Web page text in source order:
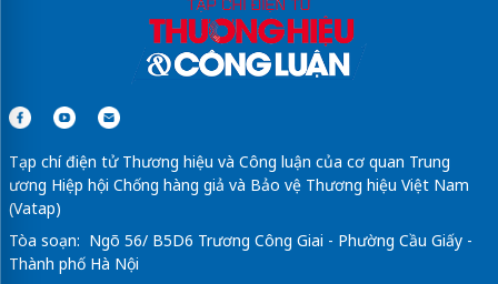
Tạp chí điện tử Thương hiệu và Công luận của cơ quan Trung
ương Hiệp hội Chống hàng giả và Bảo vệ Thương hiệu Việt Nam
(Vatap)
Tòa soạn: Ngõ 56/ B5D6 Trương Công Giai - Phường Cầu Giấy -
Thành phố Hà Nội